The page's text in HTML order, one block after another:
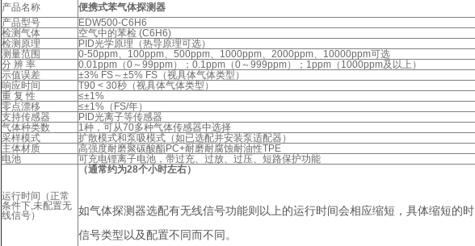
产品名称
便携式苯气体探测器
产品型号
EDW500-C6H6
检测气体
空气中的苯检 (C6H6)
检测原理
PID光学原理（热导原理可选）
测量范围
0-50ppm、100ppm、500ppm、1000ppm、2000ppm、10000ppm可选
分 辨 率
0.01ppm（0～99ppm）；0.1ppm（0～999ppm）；1ppm（1000ppm及以上）
示值误差
±3% FS～±5% FS（视具体气体类型）
响应时间
T90 < 30秒（视具体气体类型）
重 复 性
≤±1%
零点漂移
≤±1%（FS/年）
支持传感器
PID光离子等传感器
气体种类数
1种，可从70多种气体传感器中选择
采样模式
扩散模式和泵吸模式（如已选配并安装泵适配器）
主体材质
高强度耐磨聚碳酸酯PC+耐磨耐腐蚀耐油性TPE
电池
可充电锂离子电池，带过充、过放、过压、短路保护功能
运行时间（正常
条件下,未配置无
线信号）
（通常约为28个小时左右）
如气体探测器选配有无线信号功能则以上的运行时间会相应缩短，具体缩短的
信号类型以及配置不同而不同。